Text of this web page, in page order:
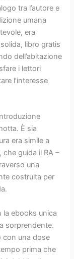
tra l’autore e
umana
era
libro gratis
dell’abitazione
i lettori
l’interesse
È sia
era simile a
guida il RA –
una
costruita per
la ebooks unica
sorprendente.
con una dose
prima che